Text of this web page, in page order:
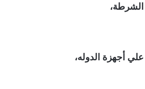
أجهزة الدوله،